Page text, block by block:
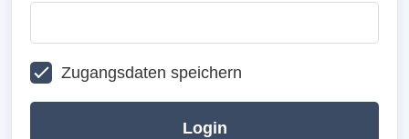
Zugangsdaten speichern
Login